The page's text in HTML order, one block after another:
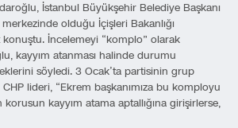
İstanbul Büyükşehir Belediye Başkanı
olduğu İçişleri Bakanlığı
İncelemeyi “komplo” olarak
kayyım atanması halinde durumu
söyledi. 3 Ocak’ta partisinin grup
lideri, “Ekrem başkanımıza bu komployu
kayyım atama aptallığına girişirlerse,